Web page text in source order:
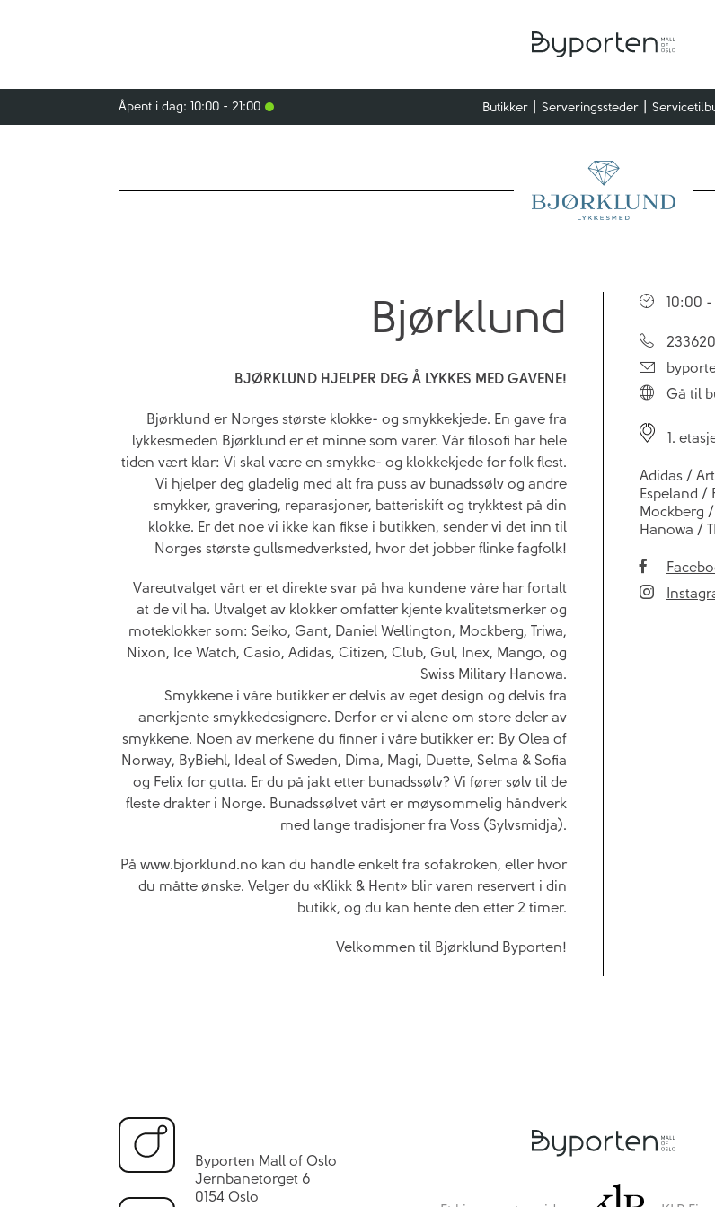
Åpent i dag: 10:00 - 21:00 Butikker Serveringssteder
Bjørklund
BJØRKLUND HJELPER DEG Å LYKKES MED GAVENE!
Bjørklund er Norges største klokke- og smykkekjede. En gave fra
lykkesmeden Bjørklund er et minne som varer. Vår filosofi har hele
tiden vært klar: Vi skal være en smykke- og klokkekjede for folk flest.
Vi hjelper deg gladelig med alt fra puss av bunadssølv og andre
smykker, gravering, reparasjoner, batteriskift og trykktest på din
klokke. Er det noe vi ikke kan fikse i butikken, sender vi det inn til
Norges største gullsmedverksted, hvor det jobber flinke fagfolk!
Vareutvalget vårt er et direkte svar på hva kundene våre har fortalt
at de vil ha. Utvalget av klokker omfatter kjente kvalitetsmerker og
moteklokker som: Seiko, Gant, Daniel Wellington, Mockberg, Triwa,
Nixon, Ice Watch, Casio, Adidas, Citizen, Club, Gul, Inex, Mango, og
Swiss Military Hanowa.
Smykkene i våre butikker er delvis av eget design og delvis fra
anerkjente smykkedesignere. Derfor er vi alene om store deler av
smykkene. Noen av merkene du finner i våre butikker er: By Olea of
Norway, ByBiehl, Ideal of Sweden, Dima, Magi, Duette, Selma & Sofia
og Felix for gutta. Er du på jakt etter bunadssølv? Vi fører sølv til de
fleste drakter i Norge. Bunadssølvet vårt er møysommelig håndverk
med lange tradisjoner fra Voss (Sylvsmidja).
På www.bjorklund.no kan du handle enkelt fra sofakroken, eller hvor
du måtte ønske. Velger du «Klikk & Hent» blir varen reservert i din
butikk, og du kan hente den etter 2 timer.
Velkommen til Bjørklund Byporten!
10:00
Gå til
1.
Adidas /
Espeland /
Mockberg
Hanowa /
Byporten Mall of Oslo
Jernbanetorget 6
0154 Oslo